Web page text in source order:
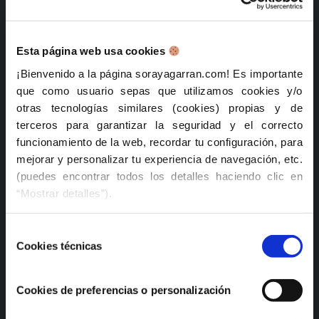
Esta página web usa cookies
¡Bienvenido a la página sorayagarran.com! Es importante
que como usuario sepas que utilizamos cookies y/o
otras tecnologías similares (cookies) propias y de
terceros para garantizar la seguridad y el correcto
funcionamiento de la web, recordar tu configuración, para
mejorar y personalizar tu experiencia de navegación, etc.
(puedes encontrar todos los detalles haciendo clic en
“Mostrar detalles”).
de tus datos, por ello en los botones que tienes más
abajo puedes decidir qué tipo de cookies deseas aceptar
Rechazar todas (solo almacenaremos las cookies
deCookies técnicas
Cookies de preferencias o personalización
CPDP.ai 2025: Aspectos destacados en IA
IAPP AI Governance Global Europe 2025-Dublín
IAPP Global Privacy Summit 2025 -Washington
Archives
julio 2025
mayo 2025
abril 2025
noviembre 2024